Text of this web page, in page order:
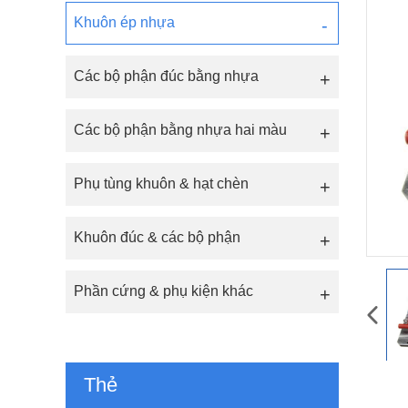
Khuôn ép nhựa
Các bộ phận đúc bằng nhựa
Các bộ phận bằng nhựa hai màu
Phụ tùng khuôn & hạt chèn
Khuôn đúc & các bộ phận
Phần cứng & phụ kiện khác
Thẻ